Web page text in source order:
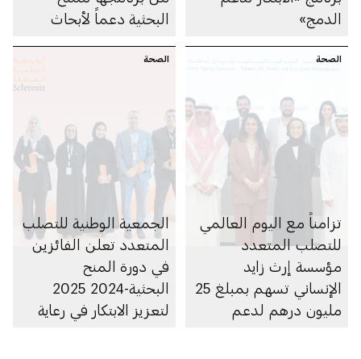
‏الدمج»
البحثية دعماً لأبحاث
دولة الإمارات
الصحة
تزامناً مع اليوم العالمي
للتصلب المتعدد
مؤسسة إرث زايد
الإنساني تسهم بمبلغ 25
مليون درهم لدعم
الصحة
الجمعية الوطنية للتصلب
المتعدد تعلن الفائزين
في دورة المنح
البحثية-2024 2025
لتعزيز الابتكار في رعاية